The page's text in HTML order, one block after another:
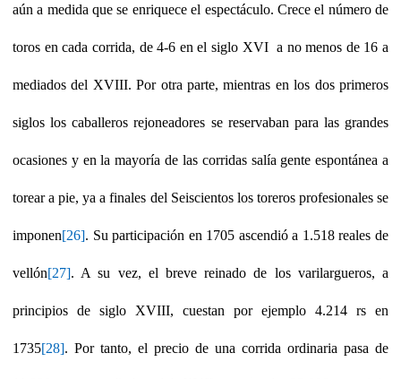
aún a medida que se enriquece el espectáculo. Crece el número de
toros en cada corrida, de 4-6 en el siglo XVI a no menos de 16 a
mediados del XVIII. Por otra parte, mientras en los dos primeros
siglos los caballeros rejoneadores se reservaban para las grandes
ocasiones y en la mayoría de las corridas salía gente espontánea a
torear a pie, ya a finales del Seiscientos los toreros profesionales se
imponen[26]. Su participación en 1705 ascendió a 1.518 reales de
vellón[27]. A su vez, el breve reinado de los varilargueros, a
principios de siglo XVIII, cuestan por ejemplo 4.214 rs en
1735[28]. Por tanto, el precio de una corrida ordinaria pasa de